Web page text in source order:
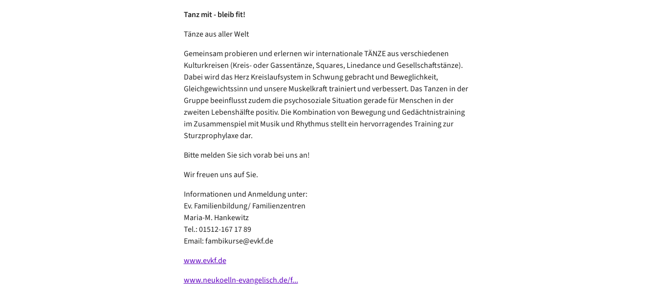
Tanz mit - bleib fit!
Tänze aus aller Welt
Gemeinsam probieren und erlernen wir internationale TÄNZE aus verschiedenen
Kulturkreisen (Kreis- oder Gassentänze, Squares, Linedance und Gesellschaftstänze).
Dabei wird das Herz Kreislaufsystem in Schwung gebracht und Beweglichkeit,
Gleichgewichtssinn und unsere Muskelkraft trainiert und verbessert. Das Tanzen in der
Gruppe beeinflusst zudem die psychosoziale Situation gerade für Menschen in der
zweiten Lebenshälfte positiv. Die Kombination von Bewegung und Gedächtnistraining
im Zusammenspiel mit Musik und Rhythmus stellt ein hervorragendes Training zur
Sturzprophylaxe dar.
Bitte melden Sie sich vorab bei uns an!
Wir freuen uns auf Sie.
Informationen und Anmeldung unter:
Ev. Familienbildung/ Familienzentren
Maria-M. Hankewitz
Tel.: 01512-167 17 89
Email: fambikurse@evkf.de
www.evkf.de
www.neukoelln-evangelisch.de/f...